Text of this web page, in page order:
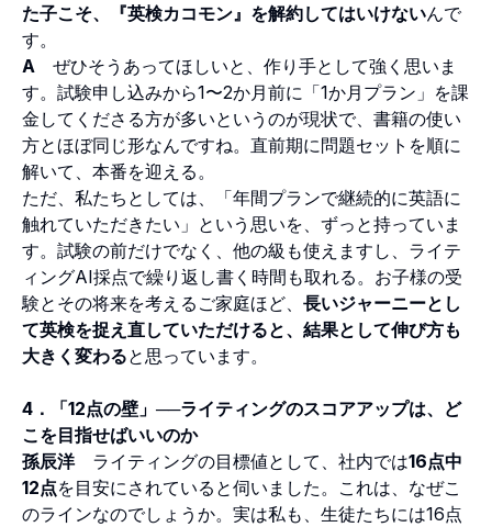
た子こそ、『英検カコモン』を解約してはいけないんで
す。
A ぜひそうあってほしいと、作り手として強く思いま
す。試験申し込みから1〜2か月前に「1か月プラン」を課
金してくださる方が多いというのが現状で、書籍の使い
方とほぼ同じ形なんですね。直前期に問題セットを順に
解いて、本番を迎える。
ただ、私たちとしては、「年間プランで継続的に英語に
触れていただきたい」という思いを、ずっと持っていま
す。試験の前だけでなく、他の級も使えますし、ライテ
ィングAI採点で繰り返し書く時間も取れる。お子様の受
験とその将来を考えるご家庭ほど、 長いジャーニーとし
て英検を捉え直していただけると、結果として伸び方も
大きく変わると思っています。
4．「12点の壁」──ライティングのスコアアップは、ど
こを目指せばいいのか
孫辰洋ライティングの目標値として、社内では16点中
12点を目安にされていると伺いました。これは、なぜこ
のラインなのでしょうか。実は私も、生徒たちには16点